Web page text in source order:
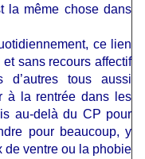
la même chose dans
ce lien
et sans recours affectif
tous aussi
à la rentrée dans les
au-delà du CP pour
pour beaucoup, y
de ventre ou la phobie